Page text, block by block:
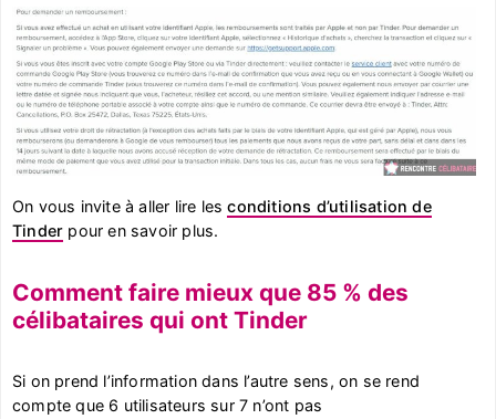
On vous invite à aller lire lesconditions d’utilisation de
Tinder pour en savoir plus.
Comment faire mieux que 85 % des
célibataires qui ont Tinder
Si on prend l’information dans l’autre sens, on se rend
compte que 6 utilisateurs sur 7 n’ont pas